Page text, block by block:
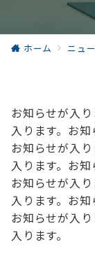
ホーム ニュ
お知らせが入
入ります。お知
お知らせが入
入ります。お知
お知らせが入
入ります。お知
お知らせが入
入ります。